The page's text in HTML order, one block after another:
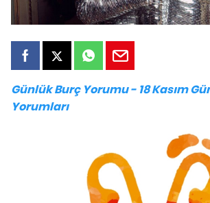
Günlük Burç Yorumu - 18 Kasım
Yorumları